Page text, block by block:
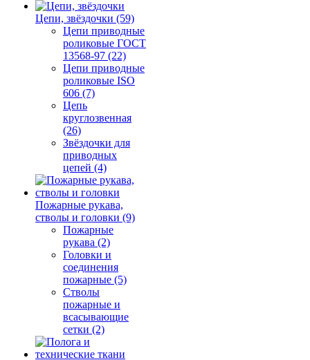
Цепи, звёздочки (59)
Цепи приводные
роликовые ГОСТ
13568-97 (22)
Цепи приводные
роликовые ISO
606 (7)
Цепь
круглозвенная
(26)
Звёздочки для
приводных
цепей (4)
Пожарные рукава,
стволы и головки (9)
Пожарные
рукава (2)
Головки и
соединения
пожарные (5)
Стволы
пожарные и
всасывающие
сетки (2)